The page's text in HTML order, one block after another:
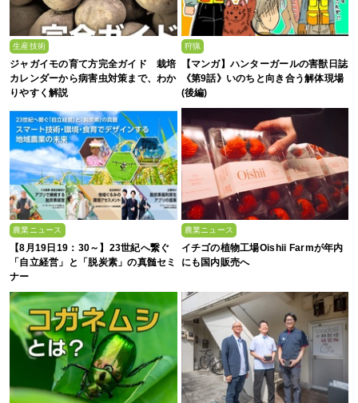
生産技術
ジャガイモの育て方完全ガイド 栽培
カレンダーから病害虫対策まで、わか
りやすく解説
狩猟
【マンガ】ハンターガールの害獣日誌
《第9話》いのちと向き合う解体現場
(後編)
農業ニュース
【8月19日19：30～】23世紀へ繋ぐ
「自立経営」と「脱炭素」の真髄セミ
ナー
農業ニュース
イチゴの植物工場Oishii Farmが年内
にも国内販売へ